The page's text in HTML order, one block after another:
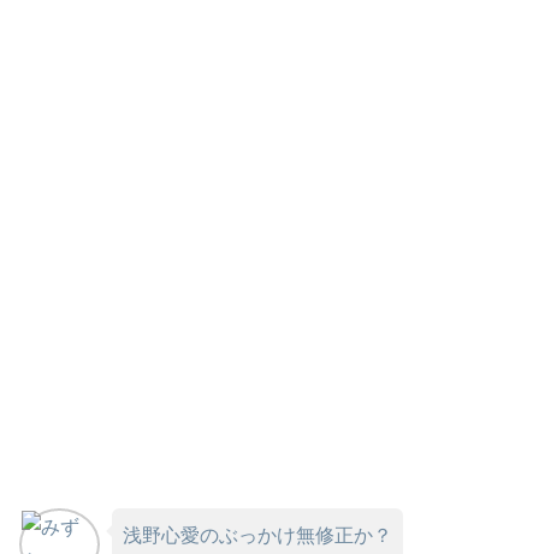
浅野心愛のぶっかけ無修正か？